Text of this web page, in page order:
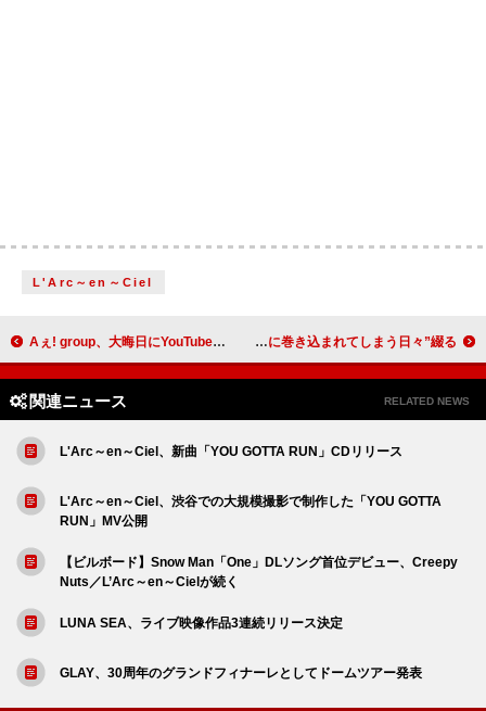
L'Arc～en～Ciel
Aぇ! group、大晦日にYouTubeカウントダウン生配信 川谷絵音、初のエッセイ本『持っている人』で“事件に巻き込まれてしまう日々”綴る
関連ニュース RELATED NEWS
L'Arc～en～Ciel、新曲「YOU GOTTA RUN」CDリリース
L'Arc～en～Ciel、渋谷での大規模撮影で制作した「YOU GOTTA
RUN」MV公開
【ビルボード】Snow Man「One」DLソング首位デビュー、Creepy
Nuts／L’Arc～en～Cielが続く
LUNA SEA、ライブ映像作品3連続リリース決定
GLAY、30周年のグランドフィナーレとしてドームツアー発表